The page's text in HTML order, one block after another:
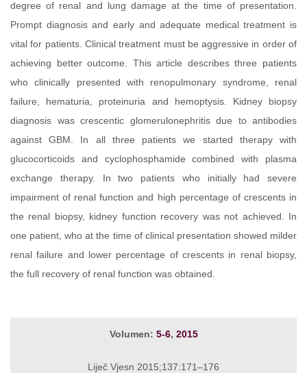
degree of renal and lung damage at the time of presentation.
Prompt diagnosis and early and adequate medical treatment is
vital for patients. Clinical treatment must be aggressive in order of
achieving better outcome. This article describes three patients
who clinically presented with renopulmonary syndrome, renal
failure, hematuria, proteinuria and hemoptysis. Kidney biopsy
diagnosis was crescentic glomerulonephritis due to antibodies
against GBM. In all three patients we started therapy with
glucocorticoids and cyclophosphamide combined with plasma
exchange therapy. In two patients who initially had severe
impairment of renal function and high percentage of crescents in
the renal biopsy, kidney function recovery was not achieved. In
one patient, who at the time of clinical presentation showed milder
renal failure and lower percentage of crescents in renal biopsy,
the full recovery of renal function was obtained.
Volumen: 5-6, 2015
Liječ Vjesn 2015;137:171–176